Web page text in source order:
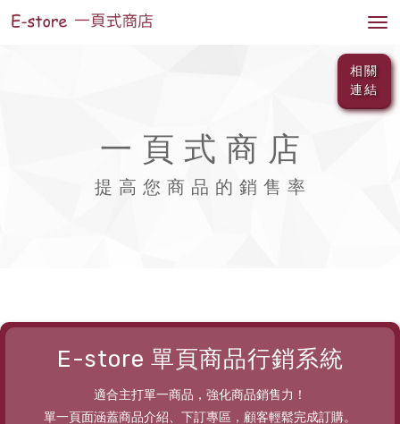
相關
連結
一 頁 式 商 店
提 高 您 商 品 的 銷 售 率
E-store 單頁商品行銷系統
適合主打單一商品，強化商品銷售力！
單一頁面涵蓋商品介紹、下訂專區，顧客輕鬆完成訂購。